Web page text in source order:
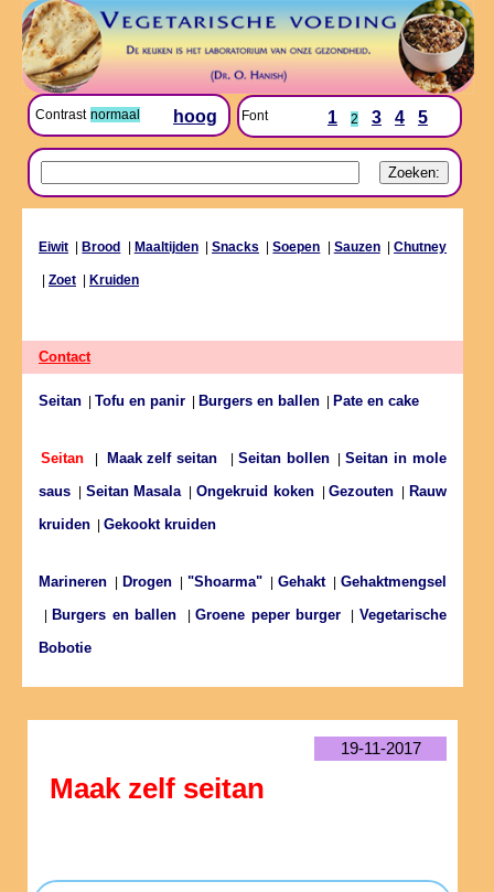
Contrast normaal hoog Font 1 2 3 4 5
Eiwit Brood Maaltijden|Snacks |Soepen Sauzen|Chutney
Zoet Kruiden
Contact
Seitan Tofu en panir Burgers en ballen Pate en cake
Seitan Maak zelf seitan Seitan bollen|Seitan in mole
saus
Seitan Masala|Ongekruid koken|Gezouten
Rauw
kruiden
Gekookt kruiden
Marineren Drogen "Shoarma" Gehakt|Gehaktmengsel
Burgers en ballen |Groene peper burger |Vegetarische
Bobotie
19-11-2017
Maak zelf seitan